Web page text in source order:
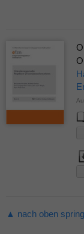
▲ nach oben